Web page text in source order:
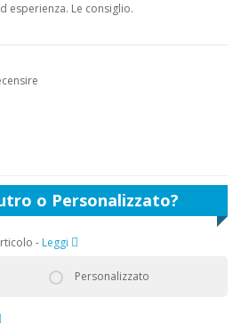
esperienza. Le consiglio.
o Personalizzato?
- Leggi
Personalizzato